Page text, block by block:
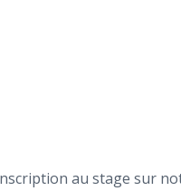
au stage sur